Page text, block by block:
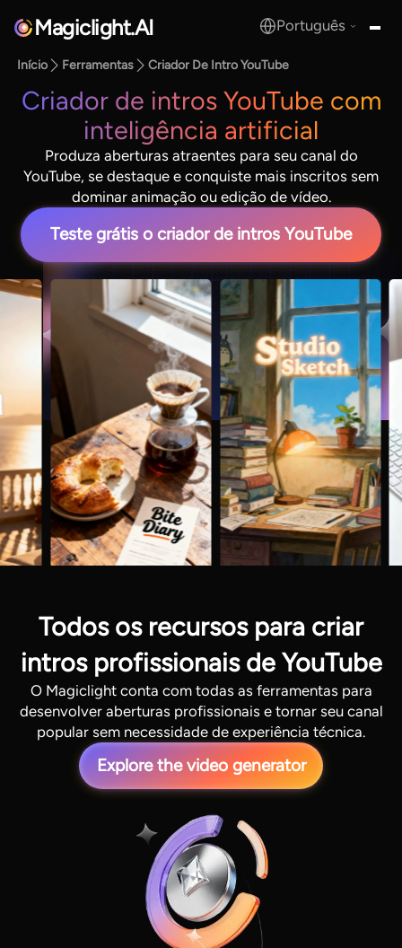
Magiclight.AI Português
Início Ferramentas Criador De Intro YouTube
Criador de intros YouTube com
inteligência artificial
Produza aberturas atraentes para seu canal do
YouTube, se destaque e conquiste mais inscritos sem
dominar animação ou edição de vídeo.
Teste grátis o criador de intros YouTube
Todos os recursos para criar
intros profissionais de YouTube
O Magiclight conta com todas as ferramentas para
desenvolver aberturas profissionais e tornar seu canal
popular sem necessidade de experiência técnica.
Explore the video generator